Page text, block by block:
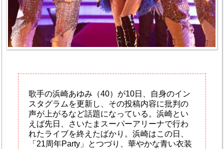
歌手の浜崎あゆみ（40）が10日、自身のイン
スタグラムを更新し、その投稿内容に批判の
声が上がるなど話題になっている。浜崎とい
えば先日、さいたまスーパーアリーナで行わ
れたライブを終えたばかり。浜崎はこの日、
「21周年Party」とつづり、華やかな青い衣装